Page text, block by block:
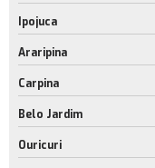
Ipojuca
Araripina
Carpina
Belo Jardim
Ouricuri